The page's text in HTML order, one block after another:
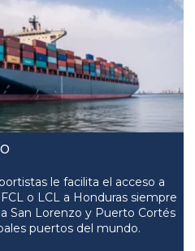
le facilita el acceso a
o LCL a Honduras siempre
San Lorenzo y Puerto Cortés
puertos del mundo.